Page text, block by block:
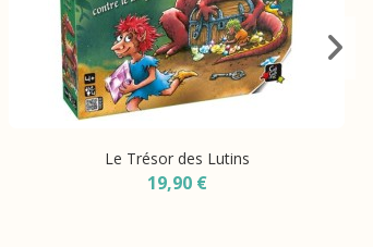
Le Trésor des Lutins
19,90 €